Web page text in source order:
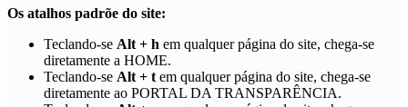
Os atalhos padrõe do site:
Teclando-se Alt + h em qualquer página do site, chega-se
diretamente a HOME.
Teclando-se Alt + t em qualquer página do site, chega-se
diretamente ao PORTAL DA TRANSPARÊNCIA.